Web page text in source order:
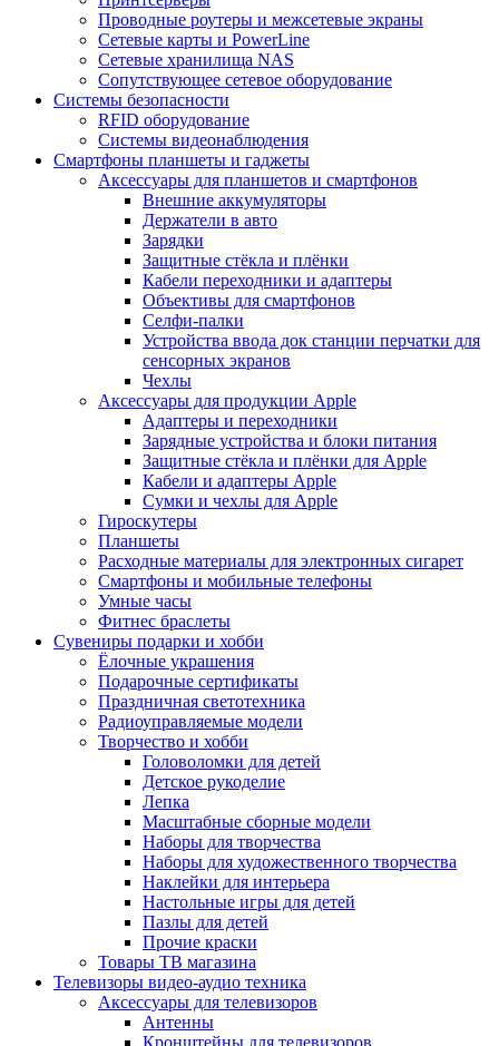
Проводные роутеры и межсетевые экраны
Сетевые карты и PowerLine
Сетевые хранилища NAS
Сопутствующее сетевое оборудование
Системы безопасности
RFID оборудование
Системы видеонаблюдения
Смартфоны планшеты и гаджеты
Аксессуары для планшетов и смартфонов
Внешние аккумуляторы
Держатели в авто
Зарядки
Защитные стёкла и плёнки
Кабели переходники и адаптеры
Объективы для смартфонов
Селфи-палки
Устройства ввода док станции перчатки для
сенсорных экранов
Чехлы
Аксессуары для продукции Apple
Адаптеры и переходники
Зарядные устройства и блоки питания
Защитные стёкла и плёнки для Apple
Кабели и адаптеры Apple
Сумки и чехлы для Apple
Гироскутеры
Планшеты
Расходные материалы для электронных сигарет
Смартфоны и мобильные телефоны
Умные часы
Фитнес браслеты
Сувениры подарки и хобби
Ёлочные украшения
Подарочные сертификаты
Праздничная светотехника
Радиоуправляемые модели
Творчество и хобби
Головоломки для детей
Детское рукоделие
Лепка
Масштабные сборные модели
Наборы для творчества
Наборы для художественного творчества
Наклейки для интерьера
Настольные игры для детей
Пазлы для детей
Прочие краски
Товары ТВ магазина
Телевизоры видео-аудио техника
Аксессуары для телевизоров
Антенны
Кронштейны для телевизоров